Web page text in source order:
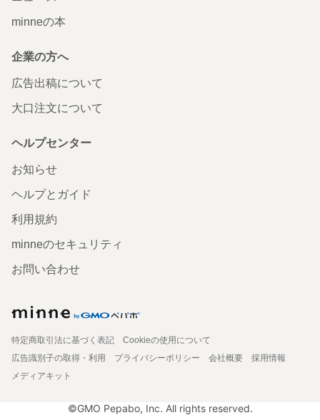
minneの本
企業の方へ
広告出稿について
大口注文について
ヘルプセンター
お知らせ
ヘルプとガイド
利用規約
minneのセキュリティ
お問い合わせ
特定商取引法に基づく表記
Cookieの使用について
広告識別子の取得・利用
プライバシーポリシー 会社概要
採用情報
メディアキット
©GMO Pepabo, Inc. All rights reserved.